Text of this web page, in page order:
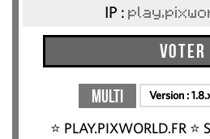
IP :
Voter
Multi Version :
⭐️ PLAY.PIXWORLD.FR ⭐